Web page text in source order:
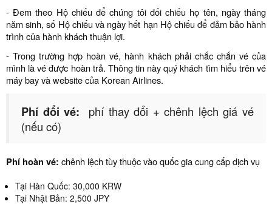
- Đem theo Hộ chiếu để chúng tôi đối chiếu họ tên, ngày tháng
năm sinh, số Hộ chiếu và ngày hết hạn Hộ chiếu để đảm bảo hành
trình của hành khách thuận lợi.
- Trong trường hợp hoàn vé, hành khách phải chắc chắn vé của
mình là vé được hoàn trả. Thông tin này quý khách tìm hiểu trên vé
máy bay và website của Korean Airlines.
Phí đổi vé:
phí thay đổi + chênh lệch giá vé
(nếu có)
Phí hoàn vé: chênh lệch tùy thuộc vào quốc gia cung cấp dịch vụ
Tại Hàn Quốc: 30,000 KRW
Tại Nhật Bản: 2,500 JPY